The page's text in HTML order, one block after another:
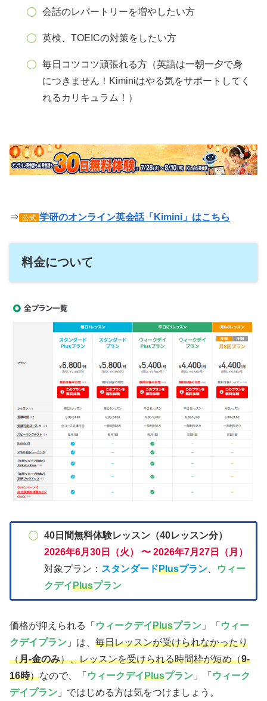
会話のレパートリーを増やしたい方
英検、TOEICの対策をしたい方
毎日コツコツ頑張れる方（英語は一朝一夕で身
につきません！Kiminiはやる気をサポートしてく
れるカリキュラム！）
⇒ 公式 学研のオンライン英会話「Kimini」はこちら
料金について
40日間無料体験レッスン（40レッスン分）
2026年6月30日（火） 〜 2026年7月27日（月）
対象プラン： スタンダードPlusプラン、
ウィー
クデイPlusプラン
価格が抑えられる 「 ウィークデイPlusプラン 」「 ウィー
クデイプラン 」 は、 毎日レッスンが受けられなかったり
（月‐金のみ）、レッスンを受けられる時間枠が短め（9-
16時）なので、 「 ウィークデイPlusプラン 」「 ウィーク
デイプラン 」 ではじめる方は気をつけましょう。